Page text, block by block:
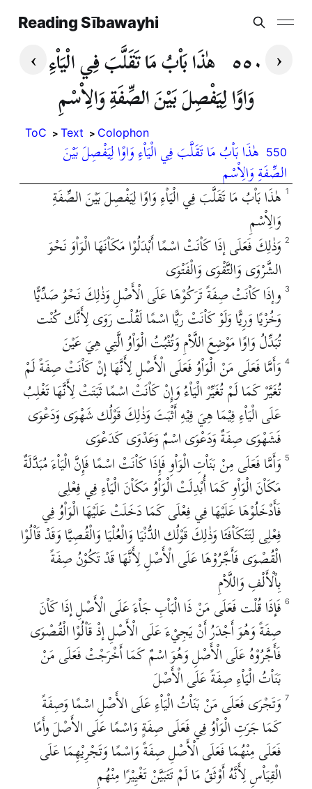
Reading Sībawayhi
› ‹ ٥٥٠ هٰذَا بَاْبُ مَا تَقَلَّبَ فِي الْيَاْءِ
وَاوًا لِيَفْصِلَ بَيْنَ الصِّفَةِ وَالِاْسْمِ
ToC Text
Colophon
550 هٰذَا بَاْبُ مَا تَقَلَّبَ فِي الْيَاْءِ وَاوًا لِيَفْصِلَ بَيْنَ
الصِّفَةِ وَالِاْسْمِ
هٰذَا بَاْبُ مَا تَقَلَّبَ فِي الْيَاْءِ وَاوًا لِيَفْصِلَ بَيْنَ الصِّفَةِ
وَالِاْسْمِ
1
وَذٰلِكَ فَعَلَى إذَا كَاْنَتْ اسْمًا أَبْدَلُوْا مَكَاْنَهَا الْوَاْوَ نَحْوَ
الشَّرْوَى وَالتَّقْوَى وَالْفَتْوَى
2
وإذَا كَاْنَتْ صِفَةً تَرَكُوْهَا عَلَى الْأَصْلِ وَذٰلِكَ نَحْوُ صَدِّيًّا
وَخُزْيًا وَرِيًّا وَلَوْ كَاْنَتْ رَيًّا اسْمًا لَقُلْت رَوَى لِأَنَّك كُنْت
تُبَدِّلُ وَاوًا مَوْضِعَ اللَّاْمِ وَتُثْبُتُ الْوَاْوُ الَّتِي هِيَ عَيْنَ
3
وَأَمَّا فَعَلَى مَنْ الْوَاْوُ فَعَلَى الْأَصْلِ لِأَنَّهَا إنْ كَاْنَتْ صِفَةً لَمْ
تُغَيَّرْ كَمَا لَمْ تُغَيِّرْ الْيَاْءُ وَإِنْ كَاْنَتْ اسْمًا ثَبَتَتْ لِأَنَّهَا تَغْلِبُ
عَلَى الْيَاْءِ فِيْمَا هِيَ فِيْهِ أَثْبَتَ وَذٰلِكَ قَوْلُك شَهْوَى وَدَعْوَى
فَشَهْوَى صِفَةٌ وَدَعْوَى اسْمٌ وَعَدْوَى كَدَعْوَى
4
وَأَمَّا فَعَلَى مِنْ بَنَاْتِ الْوَاْوِ فَإِذَا كَاْنَتْ اسْمًا فَإِنَّ الْيَاْءَ مُبَدَّلَةٌ
مَكَاْنَ الْوَاْوِ كَمَا أُبْدِلَتْ الْوَاْوُ مَكَاْنَ الْيَاْءِ فِي فِعْلِى
فَأَدْخَلُوْهَا عَلَيْهَا فِي فِعْلَى كَمَا دَخَلَتْ عَلَيْهَا الْوَاْوُ فِي
فِعْلِى لِتَتَكَاْفَئَا وَذٰلِكَ قَوْلُك الدُّنْيَا وَالْعُلْيَا وَالْقُصِيَّا وَقَدْ قَاْلُوْا
الْقُصْوَى فَأَجَّرُوْهَا عَلَى الْأَصْلِ لِأَنَّهَا قَدْ تَكُوْنُ صِفَةً
بِاْلْأَلْفِ وَاللَّاْمِ
5
فَإذَا قُلْت فَعَلَى مَنْ ذَا الْبَاْبِ جَاْءَ عَلَى الْأَصْلِ إذَا كَاْنَ
صِفَةً وَهُوَ أَجْدَرُ أَنْ يَجِيْءَ عَلَى الْأَصْلِ إذْ قَاْلُوْا الْقُصْوَى
فَأَجَّرُوْهُ عَلَى الْأَصْلِ وَهُوَ اسْمٌ كَمَا أَخْرَجْتْ فَعَلَى مَنْ
بَنَاْتُ الْيَاْءِ صِفَةً عَلَى الْأَصْلَ
6
وَتَجْرَى فَعَلَى مَنْ بَنَاْتُ الْيَاْءِ عَلَى الأَصْلِ اسْمًا وَصِفَةً
كَمَا جَرَتِ الْوَاْوُ فِي فَعَلَى صِفَةٍ وَاسْمًا عَلَى الأَصْلَ وأَمًا
فَعَلَى مِنْهُمَا فَعَلَى الْأَصْلِ صِفَةً وَاسْمًا وَتَجْرِيْهِمَا عَلَى
الْقِيَاْسِ لِأَنَّهُ أَوْثَقُ مَا لَمْ تَتَبَيَّنْ تَغْيِيْرًا مِنْهُمِ
7